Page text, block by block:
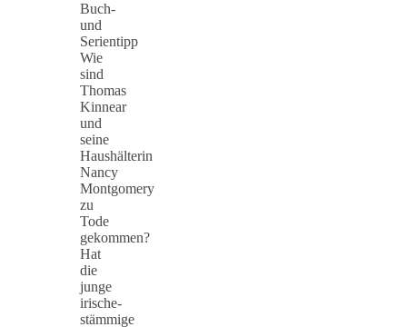
Buch-
und
Serientipp
Wie
sind
Thomas
Kinnear
und
seine
Haushälterin
Nancy
Montgomery
zu
Tode
gekommen?
Hat
die
junge
irische-
stämmige